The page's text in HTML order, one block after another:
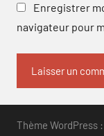
Enregistrer
navigateur pour
Thème WordPress